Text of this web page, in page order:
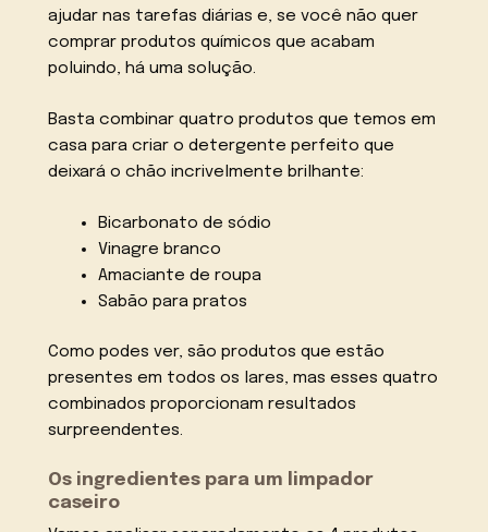
ajudar nas tarefas diárias e, se você não quer
comprar produtos químicos que acabam
poluindo, há uma solução.
Basta combinar quatro produtos que temos em
casa para criar o detergente perfeito que
deixará o chão incrivelmente brilhante:
Bicarbonato de sódio
Vinagre branco
Amaciante de roupa
Sabão para pratos
Como podes ver, são produtos que estão
presentes em todos os lares, mas esses quatro
combinados proporcionam resultados
surpreendentes.
Os ingredientes para um limpador
caseiro